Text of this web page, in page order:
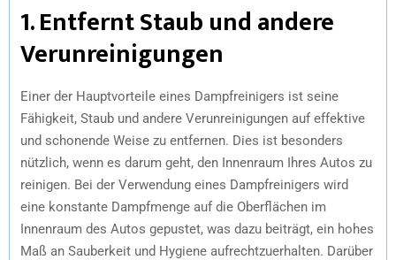
1. Entfernt Staub und andere
Verunreinigungen
Einer der Hauptvorteile eines Dampfreinigers ist seine
Fähigkeit, Staub und andere Verunreinigungen auf effektive
und schonende Weise zu entfernen. Dies ist besonders
nützlich, wenn es darum geht, den Innenraum Ihres Autos zu
reinigen. Bei der Verwendung eines Dampfreinigers wird
eine konstante Dampfmenge auf die Oberflächen im
Innenraum des Autos gepustet, was dazu beiträgt, ein hohes
Maß an Sauberkeit und Hygiene aufrechtzuerhalten. Darüber